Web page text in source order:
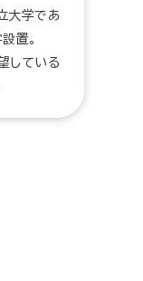
大学であ
置。
している